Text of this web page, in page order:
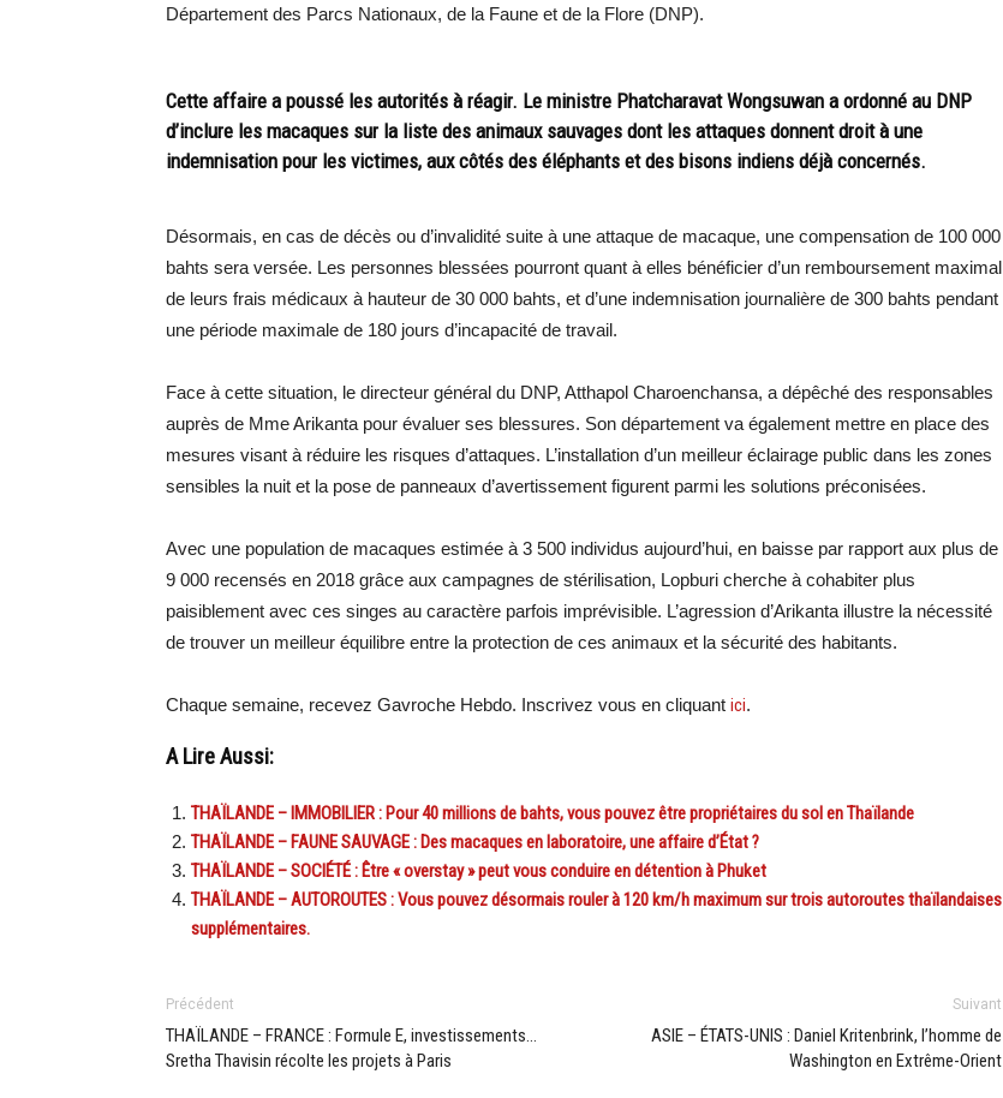
Département des Parcs Nationaux, de la Faune et de la Flore (DNP).
Cette affaire a poussé les autorités à réagir. Le ministre Phatcharavat Wongsuwan a ordonné au DNP
d’inclure les macaques sur la liste des animaux sauvages dont les attaques donnent droit à une
indemnisation pour les victimes, aux côtés des éléphants et des bisons indiens déjà concernés.
Désormais, en cas de décès ou d’invalidité suite à une attaque de macaque, une compensation de 100 000
bahts sera versée. Les personnes blessées pourront quant à elles bénéficier d’un remboursement maximal
de leurs frais médicaux à hauteur de 30 000 bahts, et d’une indemnisation journalière de 300 bahts pendant
une période maximale de 180 jours d’incapacité de travail.
Face à cette situation, le directeur général du DNP, Atthapol Charoenchansa, a dépêché des responsables
auprès de Mme Arikanta pour évaluer ses blessures. Son département va également mettre en place des
mesures visant à réduire les risques d’attaques. L’installation d’un meilleur éclairage public dans les zones
sensibles la nuit et la pose de panneaux d’avertissement figurent parmi les solutions préconisées.
Avec une population de macaques estimée à 3 500 individus aujourd’hui, en baisse par rapport aux plus de
9 000 recensés en 2018 grâce aux campagnes de stérilisation, Lopburi cherche à cohabiter plus
paisiblement avec ces singes au caractère parfois imprévisible. L’agression d’Arikanta illustre la nécessité
de trouver un meilleur équilibre entre la protection de ces animaux et la sécurité des habitants.
Chaque semaine, recevez Gavroche Hebdo. Inscrivez vous en cliquant ici.
A Lire Aussi:
THAÏLANDE – IMMOBILIER : Pour 40 millions de bahts, vous pouvez être propriétaires du sol en Thaïlande
THAÏLANDE – FAUNE SAUVAGE : Des macaques en laboratoire, une affaire d’État ?
THAÏLANDE – SOCIÉTÉ : Être « overstay » peut vous conduire en détention à Phuket
THAÏLANDE – AUTOROUTES : Vous pouvez désormais rouler à 120 km/h maximum sur trois autoroutes thaïlandaises
supplémentaires.
Précédent
THAÏLANDE – FRANCE : Formule E, investissements…
Sretha Thavisin récolte les projets à Paris
Suivant
ASIE – ÉTATS-UNIS : Daniel Kritenbrink, l’homme de
Washington en Extrême-Orient